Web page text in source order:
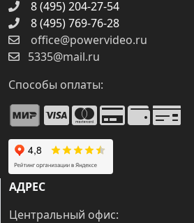
8 (495) 204-27-54
8 (495) 769-76-28
office@powervideo.ru
5335@mail.ru
Способы оплаты:
АДРЕС
Центральный офис: